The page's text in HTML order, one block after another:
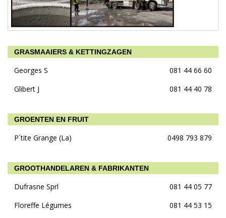
GRASMAAIERS & KETTINGZAGEN
Georges S
081 44 66 60
Glibert J
081 44 40 78
GROENTEN EN FRUIT
P´tite Grange (La) 0498 793 879
GROOTHANDELAREN & FABRIKANTEN
Dufrasne Sprl
081 44 05 77
Floreffe Légumes
081 44 53 15